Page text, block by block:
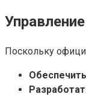
Поскольку